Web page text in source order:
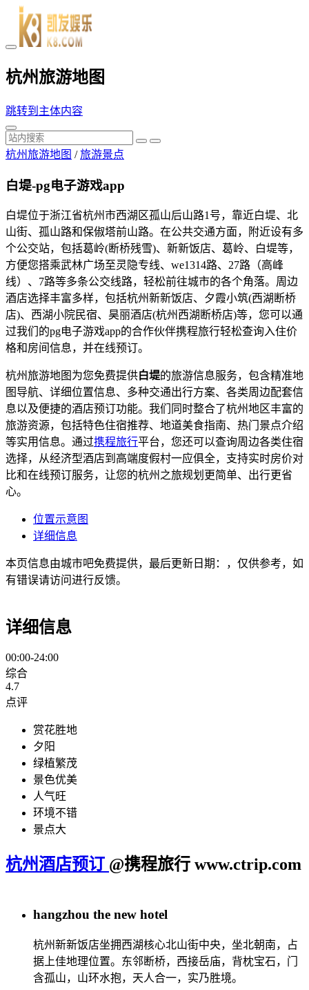
杭州旅游地图
跳转到主体内容
杭州旅游地图 /旅游景点
白堤-pg电子游戏app
白堤位于浙江省杭州市西湖区孤山后山路1号，靠近白堤、北
山街、孤山路和保俶塔前山路。在公共交通方面，附近设有多
个公交站，包括葛岭(断桥残雪)、新新饭店、葛岭、白堤等，
方便您搭乘武林广场至灵隐专线、we1314路、27路（高峰
线）、7路等多条公交线路，轻松前往城市的各个角落。周边
酒店选择丰富多样，包括杭州新新饭店、夕霞小筑(西湖断桥
店)、西湖小院民宿、昊丽酒店(杭州西湖断桥店)等，您可以通
过我们的pg电子游戏app的合作伙伴携程旅行轻松查询入住价
格和房间信息，并在线预订。
杭州旅游地图为您免费提供白堤的旅游信息服务，包含精准地
图导航、详细位置信息、多种交通出行方案、各类周边配套信
息以及便捷的酒店预订功能。我们同时整合了杭州地区丰富的
旅游资源，包括特色住宿推荐、地道美食指南、热门景点介绍
等实用信息。通过携程旅行平台，您还可以查询周边各类住宿
选择，从经济型酒店到高端度假村一应俱全，支持实时房价对
比和在线预订服务，让您的杭州之旅规划更简单、出行更省
心。
位置示意图
详细信息
本页信息由城市吧免费提供，最后更新日期：，仅供参考，如
有错误请访问进行反馈。
详细信息
00:00-24:00
综合
4.7
点评
赏花胜地
夕阳
绿植繁茂
景色优美
人气旺
环境不错
景点大
杭州酒店预订 @携程旅行 www.ctrip.com
hangzhou the new hotel
杭州新新饭店坐拥西湖核心北山街中央，坐北朝南，占
据上佳地理位置。东邻断桥，西接岳庙，背枕宝石，门
含孤山，山环水抱，天人合一，实乃胜境。